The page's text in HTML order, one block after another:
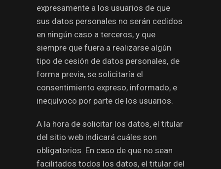
expresamente a los usuarios de que
sus datos personales no serán cedidos
en ningún caso a terceros, y que
siempre que fuera a realizarse algún
tipo de cesión de datos personales, de
forma previa, se solicitaría el
consentimiento expreso, informado, e
inequívoco por parte de los usuarios.
A la hora de solicitar los datos, el titular
del sitio web indicará cuáles son
obligatorios. En caso de que no sean
facilitados todos los datos, el titular del